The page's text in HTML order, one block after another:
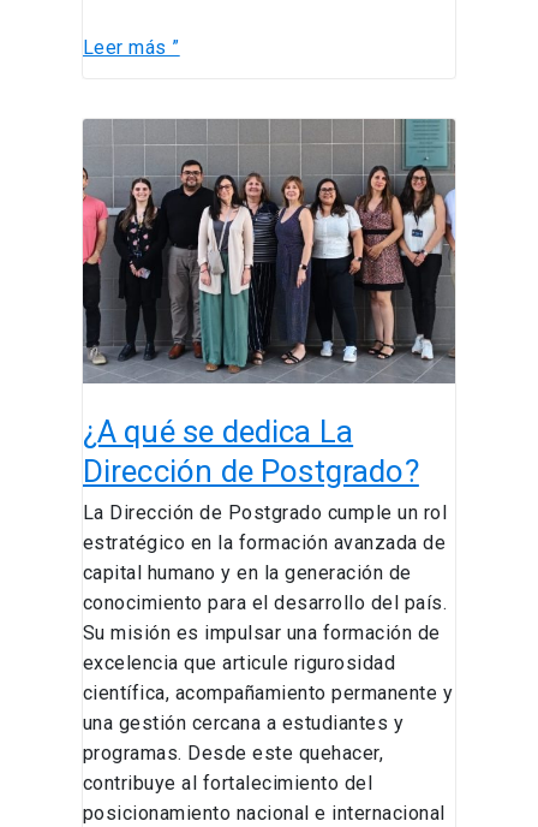
Leer más ”
¿A qué se dedica La
Dirección de Postgrado?
La Dirección de Postgrado cumple un rol
estratégico en la formación avanzada de
capital humano y en la generación de
conocimiento para el desarrollo del país.
Su misión es impulsar una formación de
excelencia que articule rigurosidad
científica, acompañamiento permanente y
una gestión cercana a estudiantes y
programas. Desde este quehacer,
contribuye al fortalecimiento del
posicionamiento nacional e internacional
qué
se
dedica
La
Dirección
de
Postgrado?